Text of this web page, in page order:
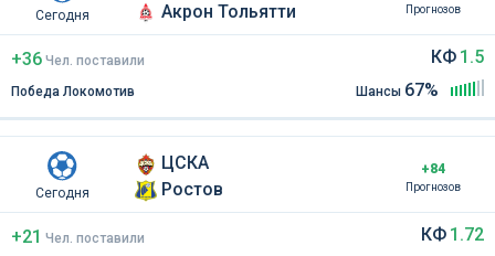
Сегодня
Акрон Тольятти
Прогнозов
+36 Чел. поставили
Победа Локомотив
КФ 1.5
Шансы 67%
Сегодня
ЦСКА
Ростов
+84
Прогнозов
+21 Чел. поставили
КФ 1.72